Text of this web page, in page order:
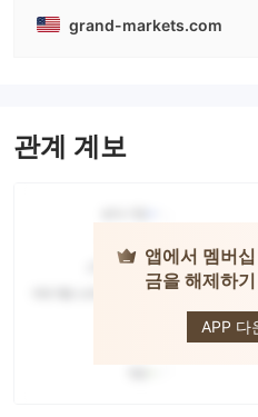
grand-markets.com
관계 계보
앱에서 멤버
금을 해제하기
APP 다